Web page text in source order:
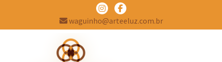
waguinho@arteeluz.com.br